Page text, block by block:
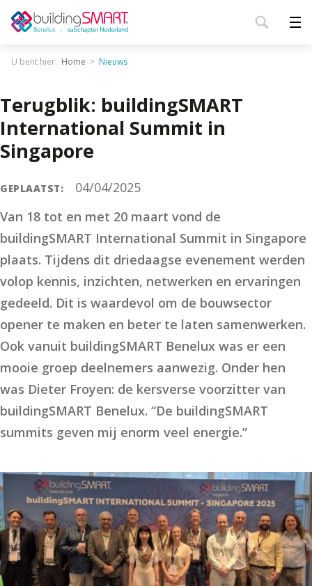
U bent hier: Home Nieuws
Terugblik: buildingSMART
International Summit in
Singapore
GEPLAATST:
04/04/2025
Van 18 tot en met 20 maart vond de
buildingSMART International Summit in Singapore
plaats. Tijdens dit driedaagse evenement werden
volop kennis, inzichten, netwerken en ervaringen
gedeeld. Dit is waardevol om de bouwsector
opener te maken en beter te laten samenwerken.
Ook vanuit buildingSMART Benelux was er een
mooie groep deelnemers aanwezig. Onder hen
was Dieter Froyen: de kersverse voorzitter van
buildingSMART Benelux. “De buildingSMART
summits geven mij enorm veel energie.”